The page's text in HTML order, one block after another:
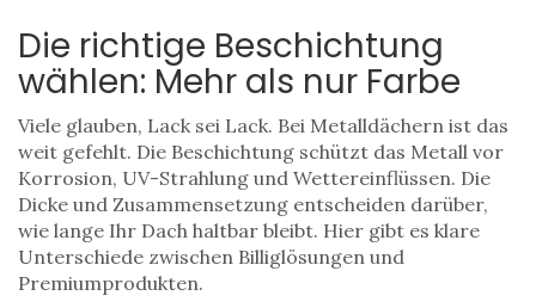
Die richtige Beschichtung
wählen: Mehr als nur Farbe
Viele glauben, Lack sei Lack. Bei Metalldächern ist das
weit gefehlt. Die Beschichtung schützt das Metall vor
Korrosion, UV-Strahlung und Wettereinflüssen. Die
Dicke und Zusammensetzung entscheiden darüber,
wie lange Ihr Dach haltbar bleibt. Hier gibt es klare
Unterschiede zwischen Billiglösungen und
Premiumprodukten.